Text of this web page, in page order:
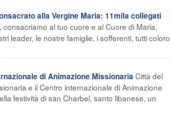
alla Vergine Maria: 11mila collegati
al tuo cuore e al Cuore di Maria,
leader, le nostre famiglie, i sofferenti, tutti coloro
di Animazione Missionaria Città del
e il Centro internazionale di Animazione
festività di san Charbel, santo libanese, un